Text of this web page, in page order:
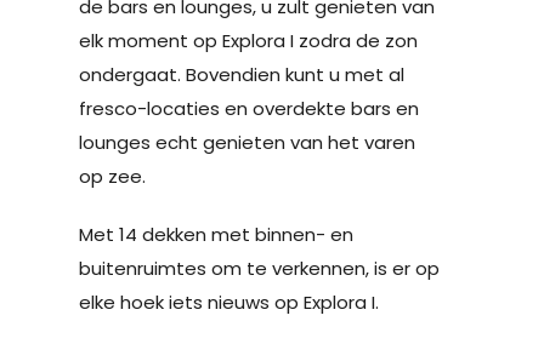
de bars en lounges, u zult genieten van
elk moment op Explora I zodra de zon
ondergaat. Bovendien kunt u met al
fresco-locaties en overdekte bars en
lounges echt genieten van het varen
op zee.
Met 14 dekken met binnen- en
buitenruimtes om te verkennen, is er op
elke hoek iets nieuws op Explora I.